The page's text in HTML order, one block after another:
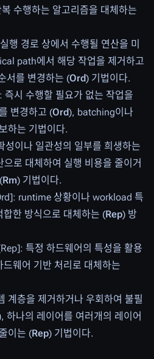
수행하는 알고리즘을 대체하는
행 경로 상에서 수행될 연산을 미
path에서 해당 작업을 제거하고
서를 변경하는 (Ord) 기법이다.
시 수행할 필요가 없는 작업을
변경하고 (Ord), batching이나
하는 기법이다.
이나 일관성의 일부를 희생하는
로 대체하여 실행 비용을 줄이거
Rm) 기법이다.
runtime 상황이나 workload 특
한 방식으로 대체하는 (Rep) 방
특정 하드웨어의 특성을 활용
웨어 기반 처리로 대체하는
계층을 제거하거나 우회하여 불필
하나의 레이어를 여러개의 레이어
이는 (Rep) 기법이다.